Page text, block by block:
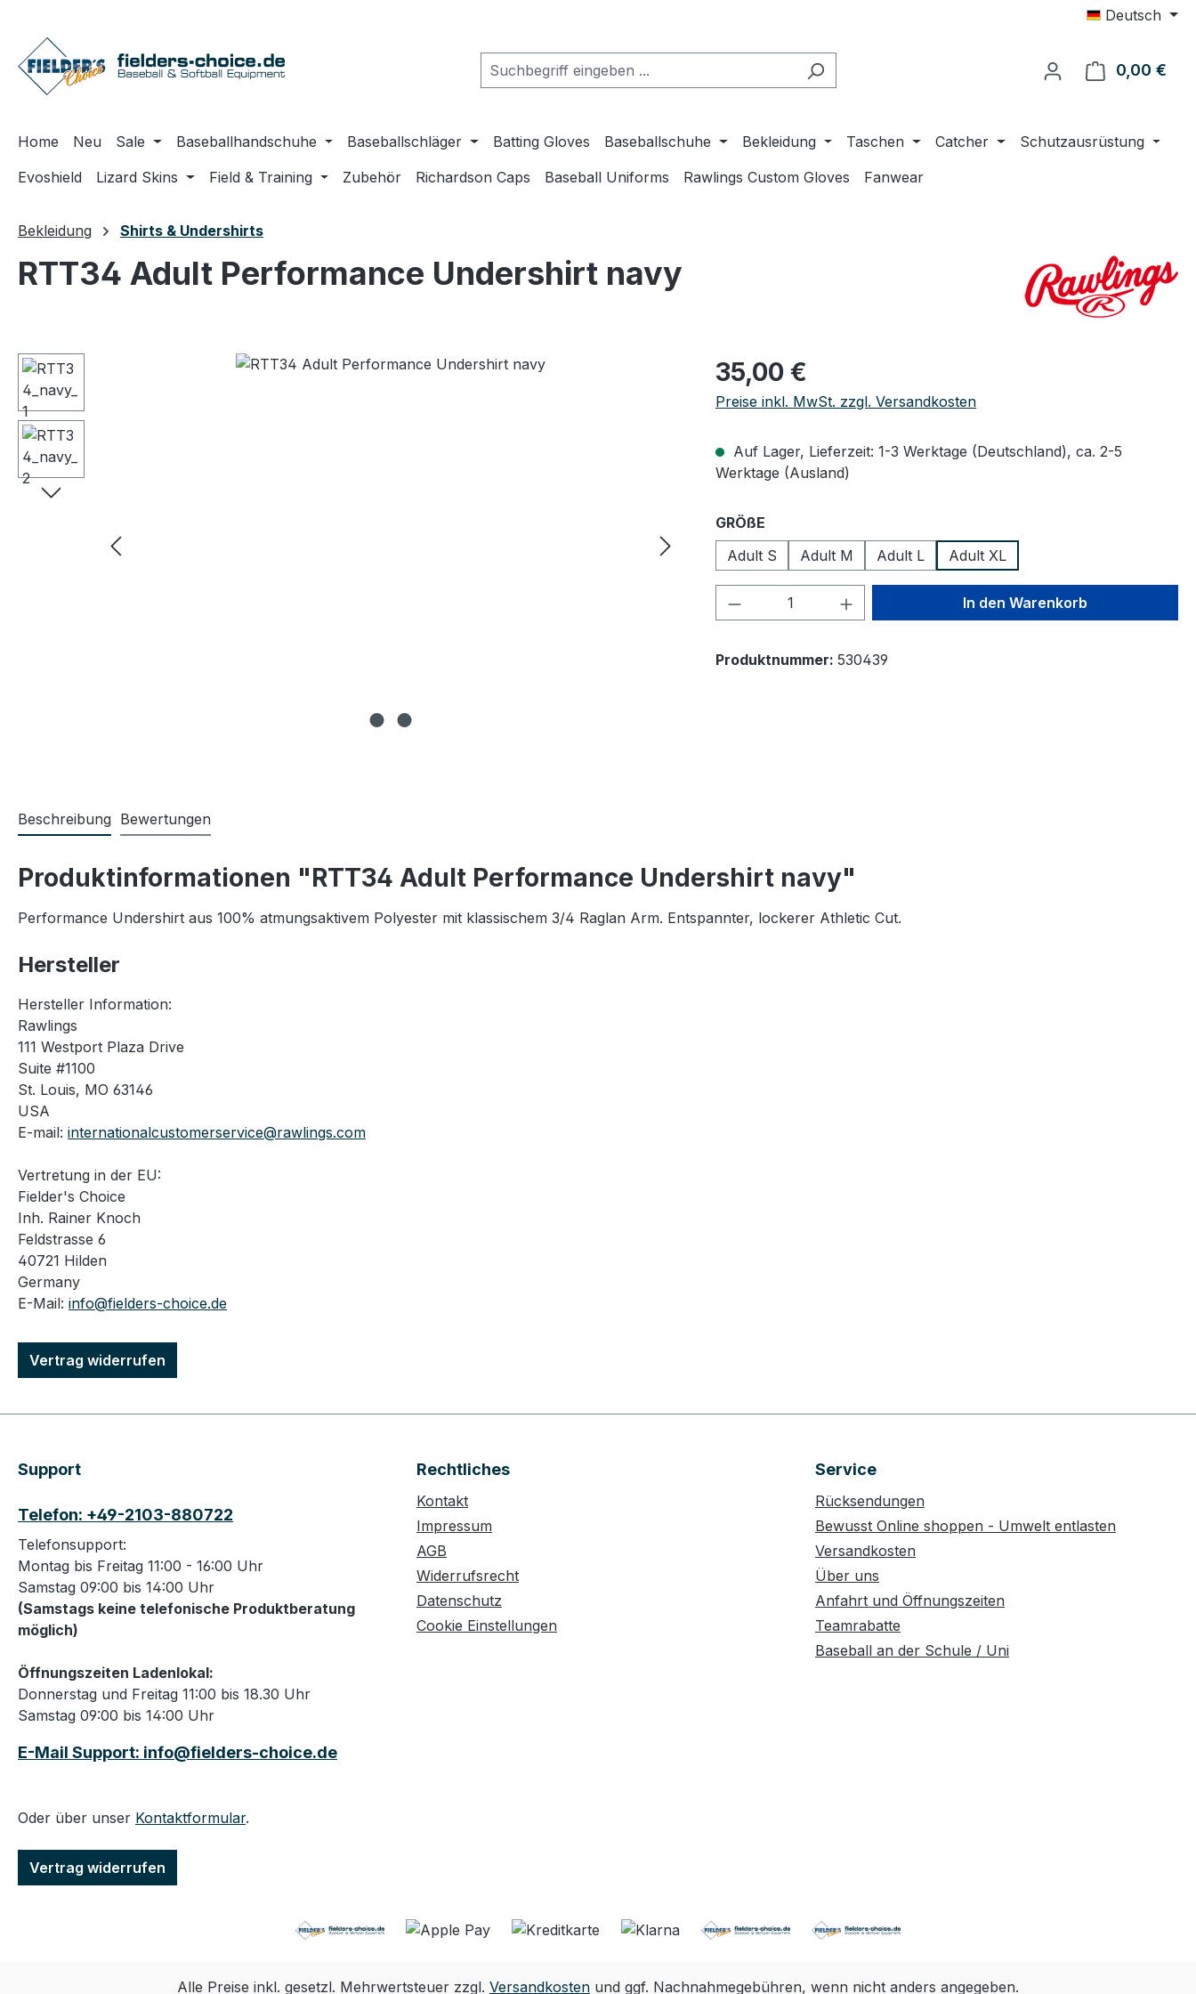
Deutsch
0,00 €
Home Neu Sale Baseballhandschuhe Baseballschläger Batting Gloves Baseballschuhe Bekleidung Taschen Catcher
Schutzausrüstung
Evoshield
Lizard Skins Field & Training Zubehör Richardson Caps Baseball Uniforms Rawlings Custom Gloves Fanwear
Bekleidung Shirts & Undershirts
RTT34 Adult Performance Undershirt navy
Bildergalerie überspringen Regulärer Preis:
35,00 €
Preise inkl. MwSt. zzgl. Versandkosten
Auf Lager, Lieferzeit: 1-3 Werktage (Deutschland), ca. 2-5
Werktage (Ausland)
GRÖßE
Adult S
Adult M Adult L Adult XL
Produkt Anzahl: Gib den gewünschten Wert
In den Warenkorb
Produktnummer: 530439
Beschreibung Bewertungen
Produktinformationen "RTT34 Adult Performance Undershirt navy"
Performance Undershirt aus 100% atmungsaktivem Polyester mit klassischem 3/4 Raglan Arm. Entspannter, lockerer Athletic Cut.
Hersteller
Hersteller Information:
Rawlings
111 Westport Plaza Drive
Suite #1100
St. Louis, MO 63146
USA
E-mail: internationalcustomerservice@rawlings.com
Vertretung in der EU:
Fielder's Choice
Inh. Rainer Knoch
Feldstrasse 6
40721 Hilden
Germany
E-Mail: info@fielders-choice.de
Vertrag widerrufen
Support
Telefon: +49-2103-880722
Telefonsupport:
Montag bis Freitag 11:00 - 16:00 Uhr
Samstag 09:00 bis 14:00 Uhr
(Samstags keine telefonische Produktberatung
möglich)
Öffnungszeiten Ladenlokal:
Donnerstag und Freitag 11:00 bis 18.30 Uhr
Samstag 09:00 bis 14:00 Uhr
E-Mail Support: info@fielders-choice.de
Oder über unser Kontaktformular.
Vertrag widerrufen
Rechtliches
Kontakt
Impressum
AGB
Widerrufsrecht
Datenschutz
Cookie Einstellungen
Service
Rücksendungen
Bewusst Online shoppen - Umwelt entlasten
Versandkosten
Über uns
Anfahrt und Öffnungszeiten
Teamrabatte
Baseball an der Schule / Uni
Alle Preise inkl. gesetzl. Mehrwertsteuer zzgl. Versandkosten und ggf. Nachnahmegebühren, wenn nicht anders angegeben.